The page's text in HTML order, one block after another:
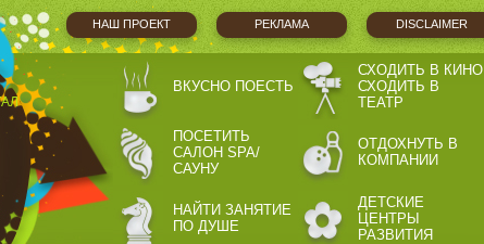
НАШ ПРОЕКТ РЕКЛАМА DISCLAIMER
ВКУСНО ПОЕСТЬ
СХОДИТЬ В КИНО
СХОДИТЬ В
ТЕАТР
ПОСЕТИТЬ
САЛОН SPA/
САУНУ
ОТДОХНУТЬ В
КОМПАНИИ
НАЙТИ ЗАНЯТИЕ
ПО ДУШЕ
ДЕТСКИЕ
ЦЕНТРЫ
РАЗВИТИЯ